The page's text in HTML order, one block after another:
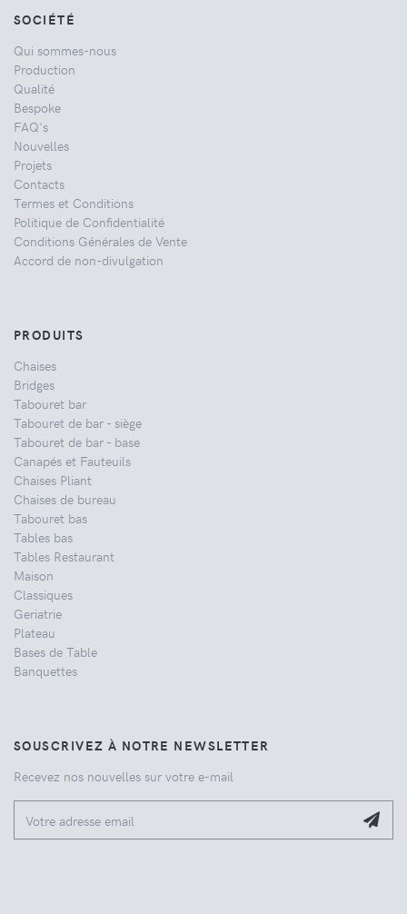
SOCIÉTÉ
Qui sommes-nous
Production
Qualité
Bespoke
FAQ's
Nouvelles
Projets
Contacts
Termes et Conditions
Politique de Confidentialité
Conditions Générales de Vente
Accord de non-divulgation
PRODUITS
Chaises
Bridges
Tabouret bar
Tabouret de bar - siège
Tabouret de bar - base
Canapés et Fauteuils
Chaises Pliant
Chaises de bureau
Tabouret bas
Tables bas
Tables Restaurant
Maison
Classiques
Geriatrie
Plateau
Bases de Table
Banquettes
SOUSCRIVEZ À NOTRE NEWSLETTER
Recevez nos nouvelles sur votre e-mail